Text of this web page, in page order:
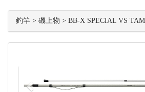
釣竿 > 磯上物 > BB-X SPECIAL VS